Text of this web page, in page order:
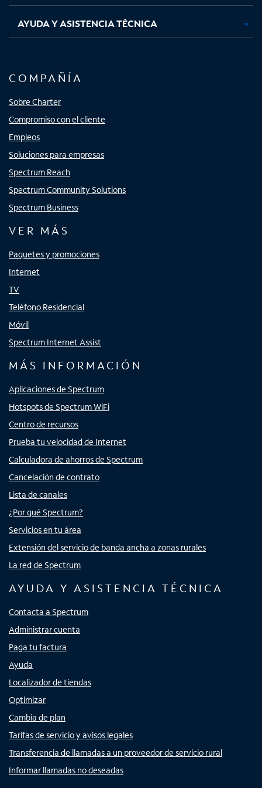
AYUDA Y ASISTENCIA TÉCNICA
COMPAÑÍA
Sobre Charter
Compromiso con el cliente
Empleos
Soluciones para empresas
Spectrum Reach
Spectrum Community Solutions
Spectrum Business
VER MÁS
Paquetes y promociones
Internet
TV
Teléfono Residencial
Móvil
Spectrum Internet Assist
MÁS INFORMACIÓN
Aplicaciones de Spectrum
Hotspots de Spectrum WiFi
Centro de recursos
Prueba tu velocidad de Internet
Calculadora de ahorros de Spectrum
Cancelación de contrato
Lista de canales
¿Por qué Spectrum?
Servicios en tu área
Extensión del servicio de banda ancha a zonas rurales
La red de Spectrum
AYUDA Y ASISTENCIA TÉCNICA
Contacta a Spectrum
Administrar cuenta
Paga tu factura
Ayuda
Localizador de tiendas
Optimizar
Cambia de plan
Tarifas de servicio y avisos legales
Transferencia de llamadas a un proveedor de servicio rural
Informar llamadas no deseadas